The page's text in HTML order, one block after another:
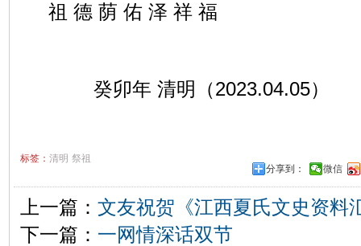
祖 德 荫 佑 泽 祥 福
癸卯年 清明（2023.04.05）
标签： 清明 祭祖
分享到：
微信
上一篇： 文友祝贺《江西夏氏文史资料
下一篇： 一网情深话双节